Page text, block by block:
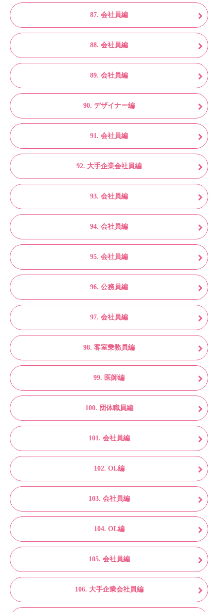
87. 会社員編
88. 会社員編
89. 会社員編
90. デザイナー編
91. 会社員編
92. 大手企業会社員編
93. 会社員編
94. 会社員編
95. 会社員編
96. 公務員編
97. 会社員編
98. 客室乗務員編
99. 医師編
100. 団体職員編
101. 会社員編
102. OL編
103. 会社員編
104. OL編
105. 会社員編
106. 大手企業会社員編